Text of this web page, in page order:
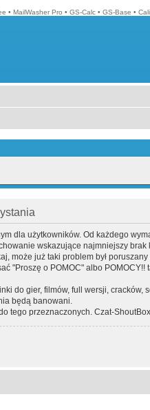
• MailWasher Pro • GS-Calc • GS-Base •
dla użytkowników. Od każdego
wskazujące najmniejszy brak
może już taki problem był
"Proszę o POMOC" albo
do gier, filmów, full wersji, cracków,
będą banowani.
tego przeznaczonych. Czat-